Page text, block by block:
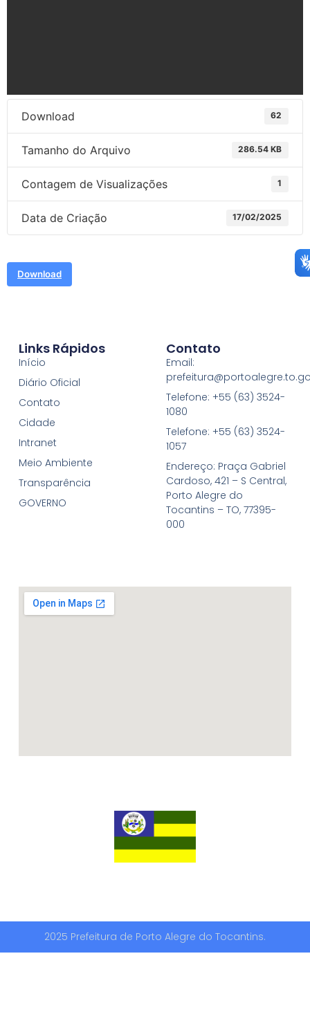
Download 62
Tamanho do Arquivo 286.54 KB
Contagem de Visualizações 1
Data de Criação 17/02/2025
Download
Links Rápidos
Início
Diário Oficial
Contato
Cidade
Intranet
Meio Ambiente
Transparência
GOVERNO
Contato
Email:
Telefone: +55 (63) 3524-
1080
Telefone: +55 (63) 3524-
1057
Endereço: Praça Gabriel
Cardoso, 421 – S Central,
Porto Alegre do
Tocantins – TO, 77395-
000
2025 Prefeitura de Porto Alegre do Tocantins.